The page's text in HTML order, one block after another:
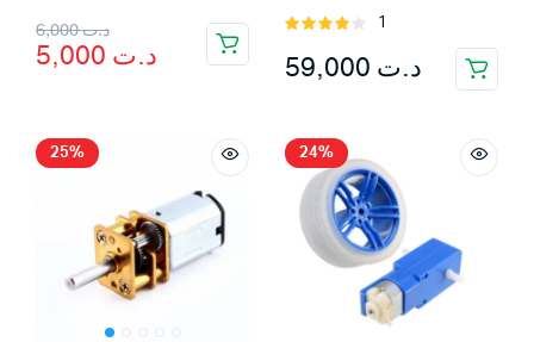
د.ت6,000
Original
price د.ت
Current
price
Rated
of 5
1
د.ت
25% 24%